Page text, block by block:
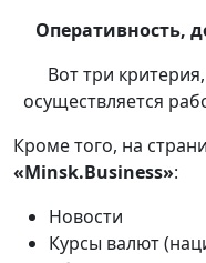
Оперативность,
Вот три
осуществляется
Кроме того, на
«Minsk.Business»:
Новости
Курсы валют